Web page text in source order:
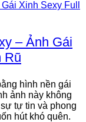
– Ảnh Gái
Rũ
hình nền gái
ảnh này không
tự tin và phong
hút khó quên.